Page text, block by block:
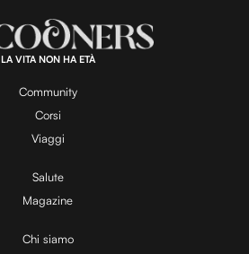
a
y
V
i
8
.
4
6
LA VITA NON HA ETÀ
Community
Corsi
Viaggi
Salute
Magazine
Chi siamo